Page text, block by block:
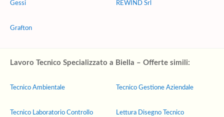
Gessi
Grafton
REWIND Srl
Lavoro Tecnico Specializzato a Biella – Offerte simili:
Tecnico Ambientale
Tecnico Laboratorio Controllo
Tecnico Gestione Aziendale
Lettura Disegno Tecnico